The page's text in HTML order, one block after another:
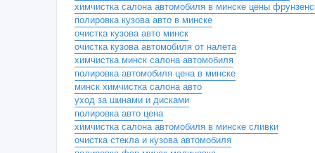
химчистка салона автомобиля в минске цены
полировка кузова авто в минске
очистка кузова авто минск
очистка кузова автомобиля от налета
химчистка минск салона автомобиля
полировка автомобиля цена в минске
минск химчистка салона авто
уход за шинами и дисками
полировка авто цена
химчистка салона автомобиля в минске сливки
очистка стекла и кузова автомобиля